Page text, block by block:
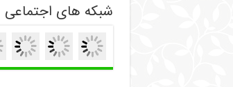
شبکه های اجتماعی